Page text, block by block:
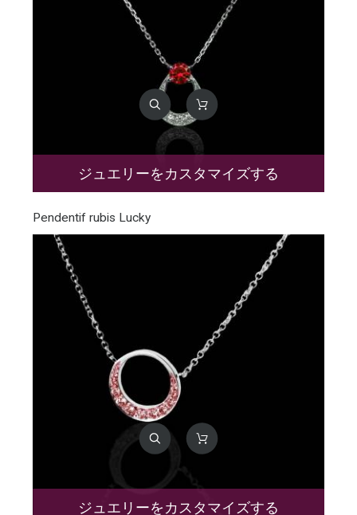
ジュエリーをカスタマイズする
Pendentif rubis Lucky
ジュエリーをカスタマイズする